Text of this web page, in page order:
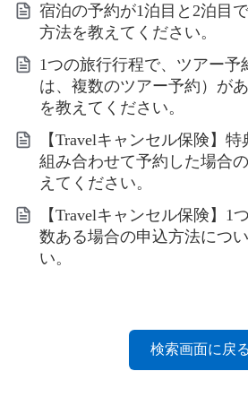
宿泊の予約が1泊目と2泊目
方法を教えてください。
1つの旅行行程で、ツアー予
は、複数のツアー予約）が
を教えてください。
【Travelキャンセル保険】
組み合わせて予約した場合
えてください。
【Travelキャンセル保険】1
数ある場合の申込方法につ
い。
検索画面に戻る